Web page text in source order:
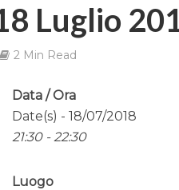
Luglio
2 Min Read
Data / Ora
Date(s) - 18/07/2018
21:30 - 22:30
Luogo